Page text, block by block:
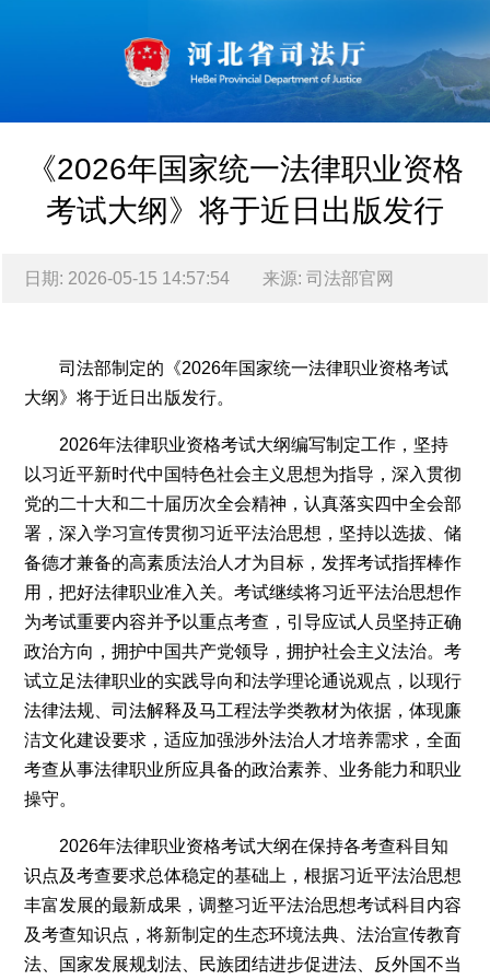
《2026年国家统一法律职业资格
考试大纲》将于近日出版发行
日期: 2026-05-15 14:57:54 来源: 司法部官网
15
部官
司法部制定的《2026年国家统一法律职业资格考试
大纲》将于近日出版发行。
2026年法律职业资格考试大纲编写制定工作，坚持
以习近平新时代中国特色社会主义思想为指导，深入贯彻
党的二十大和二十届历次全会精神，认真落实四中全会部
署，深入学习宣传贯彻习近平法治思想，坚持以选拔、储
备德才兼备的高素质法治人才为目标，发挥考试指挥棒作
用，把好法律职业准入关。考试继续将习近平法治思想作
为考试重要内容并予以重点考查，引导应试人员坚持正确
政治方向，拥护中国共产党领导，拥护社会主义法治。考
试立足法律职业的实践导向和法学理论通说观点，以现行
法律法规、司法解释及马工程法学类教材为依据，体现廉
洁文化建设要求，适应加强涉外法治人才培养需求，全面
考查从事法律职业所应具备的政治素养、业务能力和职业
操守。
2026年法律职业资格考试大纲在保持各考查科目知
识点及考查要求总体稳定的基础上，根据习近平法治思想
丰富发展的最新成果，调整习近平法治思想考试科目内容
及考查知识点，将新制定的生态环境法典、法治宣传教育
法、国家发展规划法、民族团结进步促进法、反外国不当